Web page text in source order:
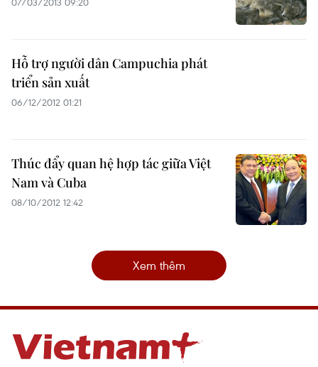
Hỗ trợ người dân Campuchia phát
triển sản xuất
06/12/2012 01:21
Thúc đẩy quan hệ hợp tác giữa Việt
Nam và Cuba
08/10/2012 12:42
Xem thêm